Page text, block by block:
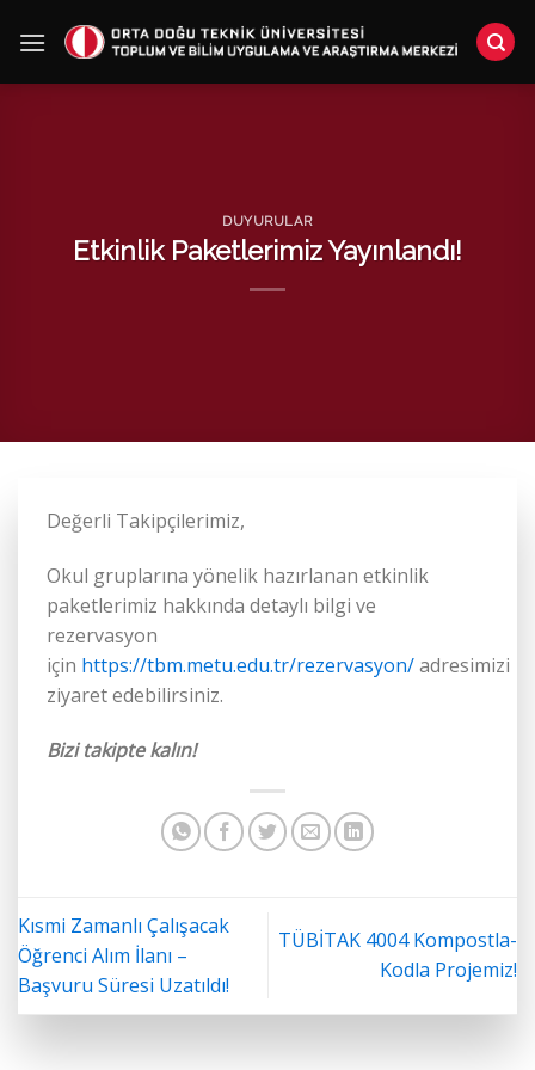
DUYURULAR
Etkinlik Paketlerimiz Yayınlandı!
Değerli Takipçilerimiz,
Okul gruplarına yönelik hazırlanan etkinlik
paketlerimiz hakkında detaylı bilgi ve
rezervasyon
için https://tbm.metu.edu.tr/rezervasyon/adresimizi
ziyaret edebilirsiniz.
Bizi takipte kalın!
Kısmi Zamanlı Çalışacak
Öğrenci Alım İlanı –
Başvuru Süresi Uzatıldı!
TÜBİTAK 4004 Kompostla-
Kodla Projemiz!